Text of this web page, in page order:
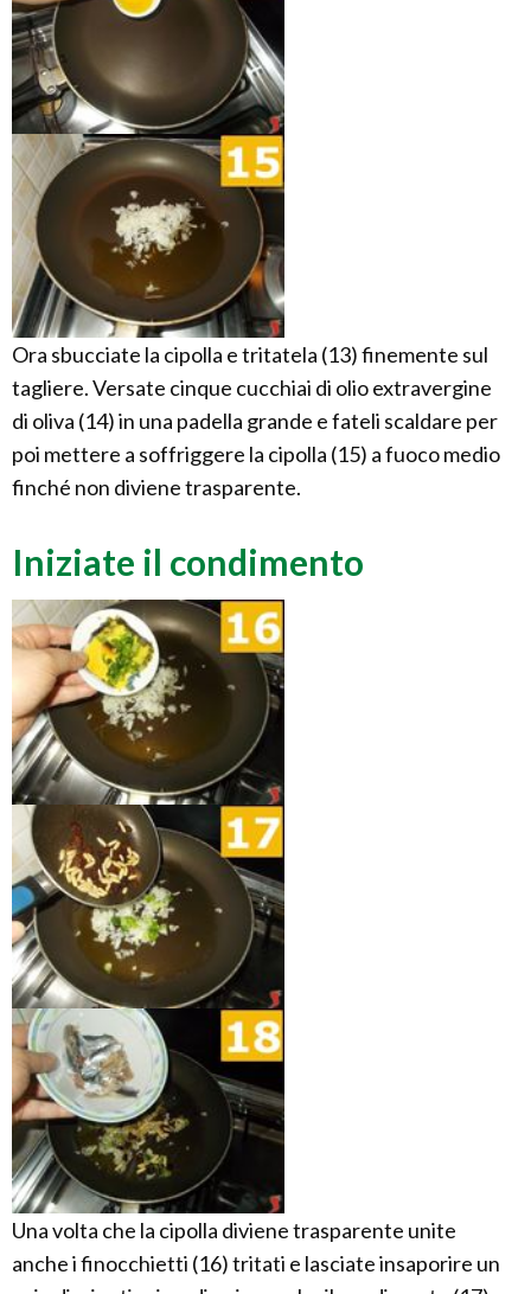
Ora sbucciate la cipolla e tritatela (13) finemente sul
tagliere. Versate cinque cucchiai di olio extravergine
di oliva (14) in una padella grande e fateli scaldare per
poi mettere a soffriggere la cipolla (15) a fuoco medio
finché non diviene trasparente.
Iniziate il condimento
Una volta che la cipolla diviene trasparente unite
anche i finocchietti (16) tritati e lasciate insaporire un